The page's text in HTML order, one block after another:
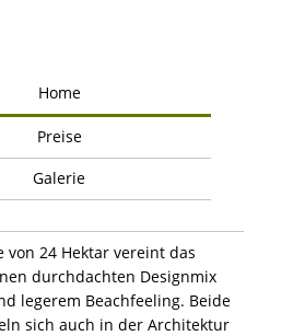
Home
Preise
Galerie
von 24 Hektar vereint das
durchdachten Designmix
legerem Beachfeeling. Beide
sich auch in der Architektur